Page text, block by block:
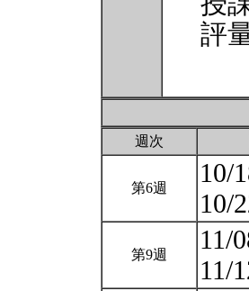
評
週次
第6週
10/
10/
第9週
11/
11/